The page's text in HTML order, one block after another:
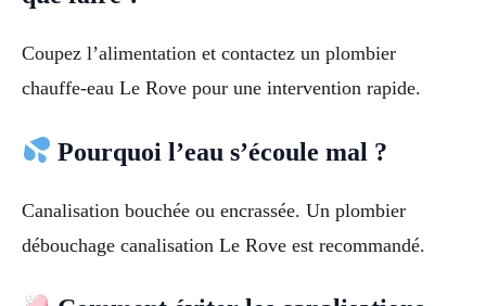
Coupez l’alimentation et contactez un plombier
chauffe-eau Le Rove pour une intervention rapide.
Pourquoi l’eau s’écoule mal ?
Canalisation bouchée ou encrassée. Un plombier
débouchage canalisation Le Rove est recommandé.